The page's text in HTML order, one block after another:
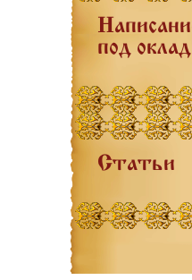
под оклад
Статьи